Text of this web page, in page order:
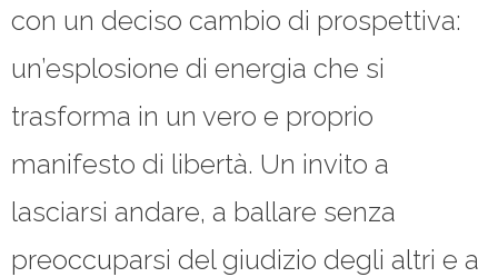
con un deciso cambio di prospettiva:
un’esplosione di energia che si
trasforma in un vero e proprio
manifesto di libertà. Un invito a
lasciarsi andare, a ballare senza
preoccuparsi del giudizio degli altri e a